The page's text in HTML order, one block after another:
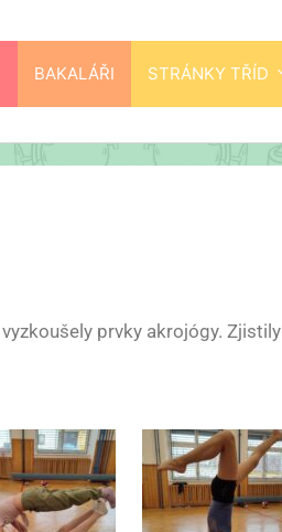
BAKALÁŘI STRÁNKY TŘÍD
prvky akrojógy. Zjistily